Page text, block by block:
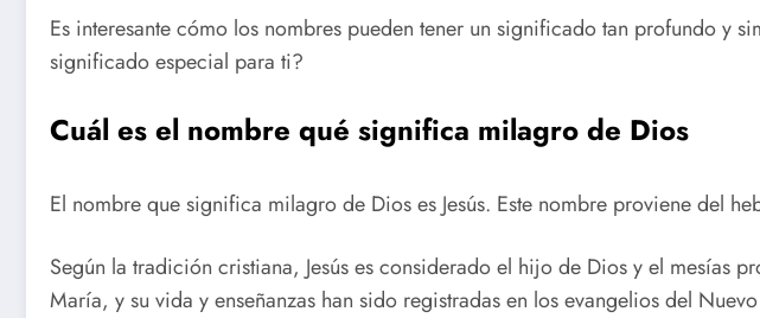
Es interesante cómo los nombres pueden tener un significado tan profundo y
significado especial para ti?
Cuál es el nombre qué significa milagro de Dios
El nombre que significa milagro de Dios es Jesús. Este nombre proviene del
Según la tradición cristiana, Jesús es considerado el hijo de Dios y el mesías
María, y su vida y enseñanzas han sido registradas en los evangelios del Nuevo